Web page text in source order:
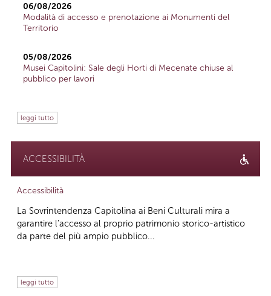
06/08/2026
Modalità di accesso e prenotazione ai Monumenti del
Territorio
05/08/2026
Musei Capitolini: Sale degli Horti di Mecenate chiuse al
pubblico per lavori
leggi tutto
ACCESSIBILITÀ
Accessibilità
La Sovrintendenza Capitolina ai Beni Culturali mira a
garantire l’accesso al proprio patrimonio storico-artistico
da parte del più ampio pubblico...
leggi tutto